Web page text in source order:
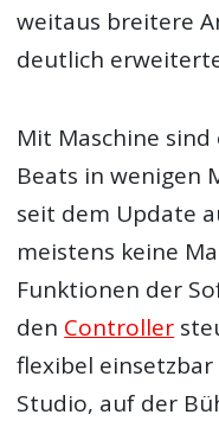
weitaus breitere
deutlich
Mit Maschine
Beats in wenigen
seit dem Update
meistens keine
Funktionen der
den Controller
flexibel
Studio, auf der